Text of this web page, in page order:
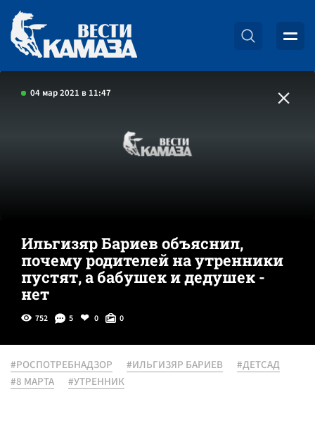
04 мар 2021 в 11:47
Ильгизяр Бариев объяснил,
почему родителей на утренники
пустят, а бабушек и дедушек -
нет
752 5 0 0
#РОСПОТРЕБНАДЗОР #ИЛЬГИЗЯР БАРИЕВ
#ДЕТСАД
#8 МАРТА
#УТРЕННИК